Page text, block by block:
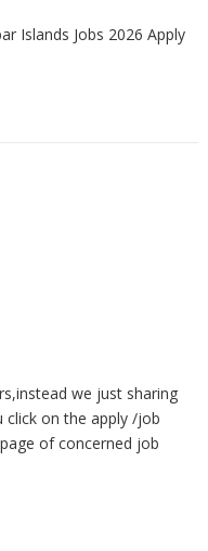
Islands Jobs 2026 Apply
we just sharing
click on the apply /job
of concerned job